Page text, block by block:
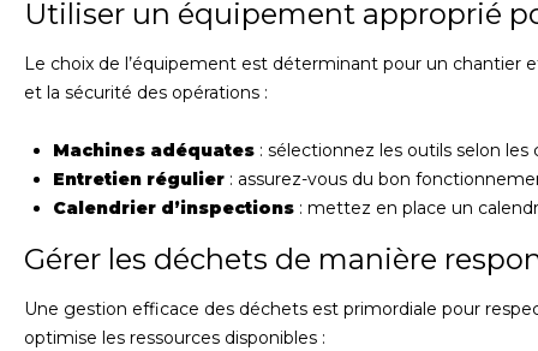
Utiliser un équipement approprié
Le choix de l’équipement est déterminant pour un chantier
et la sécurité des opérations :
Machines adéquates : sélectionnez les outils selon les
Entretien régulier : assurez-vous du bon
Calendrier d’inspections : mettez en place un
Gérer les déchets de manière
Une gestion efficace des déchets est primordiale pour
optimise les ressources disponibles :